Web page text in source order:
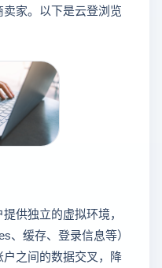
家。以下是云登浏览
供独立的虚拟环境，
、缓存、登录信息等）
之间的数据交叉，降